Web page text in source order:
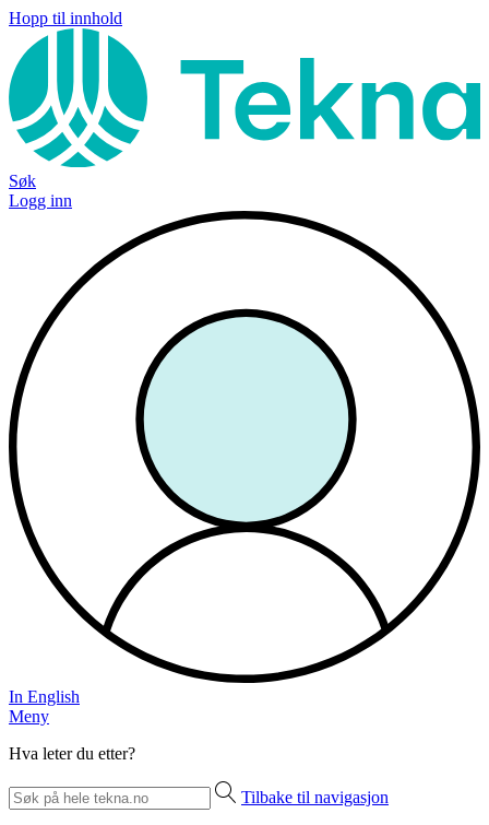
Hopp til innhold
Søk
Logg inn
In English
Meny
Hva leter du etter?
Tilbake til navigasjon